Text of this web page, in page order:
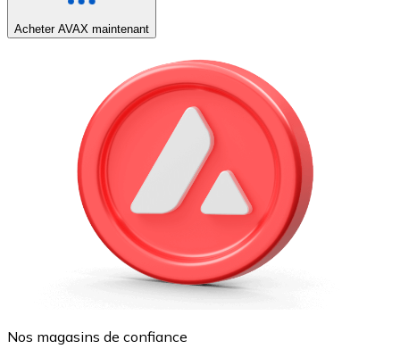
Acheter AVAX maintenant
Nos magasins de confiance